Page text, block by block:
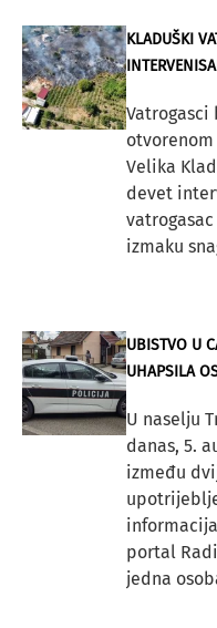
KLADUŠKI
Vatrogasci
Velika
devet
izmaku
UBISTVO U
UHAPSILA
U naselju
danas, 5.
između
portal
jedna